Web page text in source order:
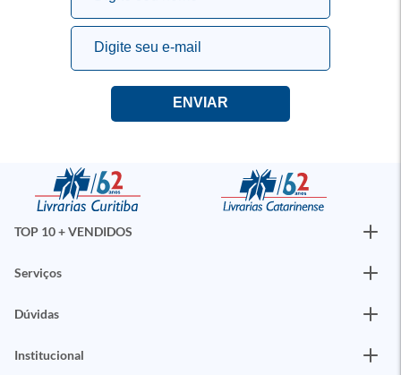
TOP 10 + VENDIDOS
Serviços
Dúvidas
Institucional